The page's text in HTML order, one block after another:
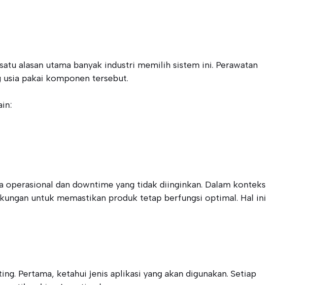
alasan utama banyak industri memilih sistem ini. Perawatan
pakai komponen tersebut.
operasional dan downtime yang tidak diinginkan. Dalam konteks
untuk memastikan produk tetap berfungsi optimal. Hal ini
Pertama, ketahui jenis aplikasi yang akan digunakan. Setiap